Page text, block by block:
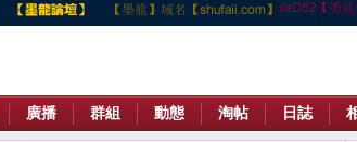
廣播 群組 動態 淘帖 日誌